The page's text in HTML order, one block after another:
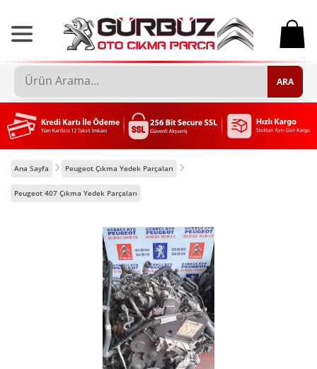
0
ARA
Ana Sayfa Peugeot Çıkma Yedek Parçaları
Peugeot 407 Çıkma Yedek Parçaları